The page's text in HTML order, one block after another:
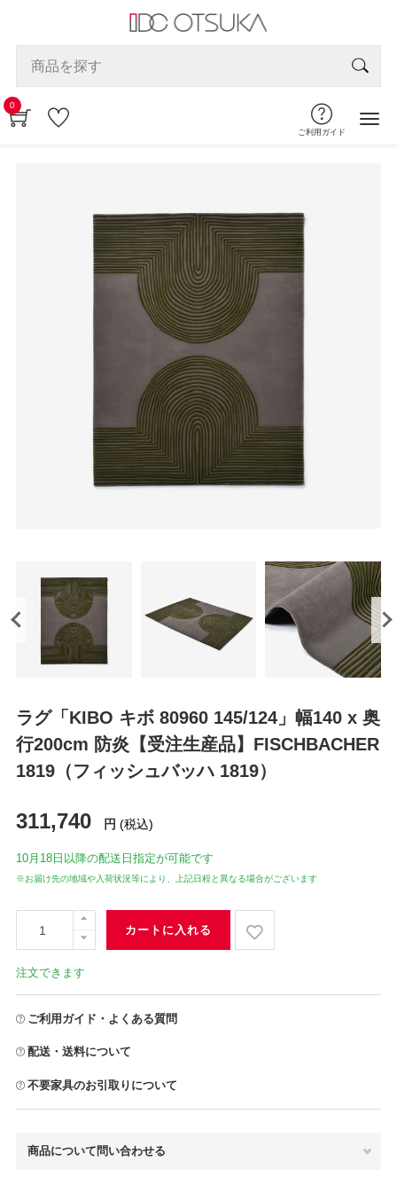
0
ご利用ガイド
ラグ「KIBO キボ 80960 145/124」幅140 x 奥
行200cm 防炎【受注生産品】FISCHBACHER
1819（フィッシュバッハ 1819）
311,740 円 (税込)
10月18日 以降の配送日指定が可能です
※お届け先の地域や入荷状況等により、上記日程と異なる場合がございます
カートに入れる
注文できます
ご利用ガイド・よくある質問
配送・送料について
不要家具のお引取りについて
商品について問い合わせる